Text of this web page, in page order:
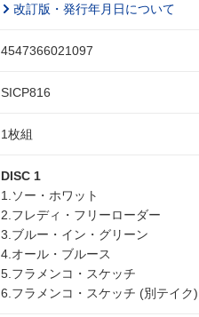
改訂版・発行年月日について
4547366021097
SICP816
1枚組
DISC 1
1.ソー・ホワット
2.フレディ・フリーローダー
3.ブルー・イン・グリーン
4.オール・ブルース
5.フラメンコ・スケッチ
6.フラメンコ・スケッチ (別テイ